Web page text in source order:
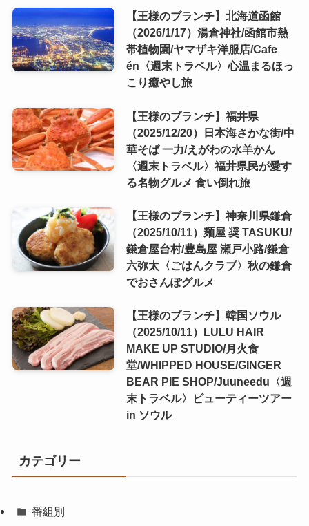
【王様のブランチ】北海道函館
（2026/1/17）湯倉神社/函館市熱
帯植物園/ヤマザキ洋服店/Cafe
én〈週末トラベル〉心温まるほっ
こり癒やし旅
【王様のブランチ】福井県
（2025/12/20）日本海さかな街/中
華そば 一力/えがわの水羊かん
〈週末トラベル〉福井県民が愛す
る名物グルメ 食い倒れ旅
【王様のブランチ】神奈川県鎌倉
（2025/10/11）麺屋 奨 TASUKU/
鎌倉屋台村/豊島屋 瀬戸小路/鎌倉
六弥太〈ごはんクラブ〉秋の鎌倉
でおさんぽグルメ
【王様のブランチ】韓国ソウル
（2025/10/11）LULU HAIR
MAKE UP STUDIO/月火食
堂/WHIPPED HOUSE/GINGER
BEAR PIE SHOP/Juuneedu〈週
末トラベル〉ビューティーツアー
in ソウル
カテゴリー
番組別